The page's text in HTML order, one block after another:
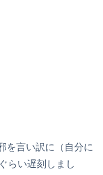
を言い訳に（自分に
らい遅刻しまし